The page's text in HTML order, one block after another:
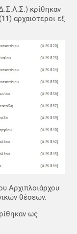
κρίθηκαν
αρχαιότεροι εξ
Αρχιπλοιάρχου
θέσεων.
ως